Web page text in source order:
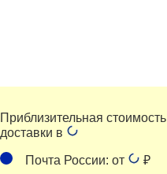
Приблизительная стоимость
доставки в
Почта России: от ₽